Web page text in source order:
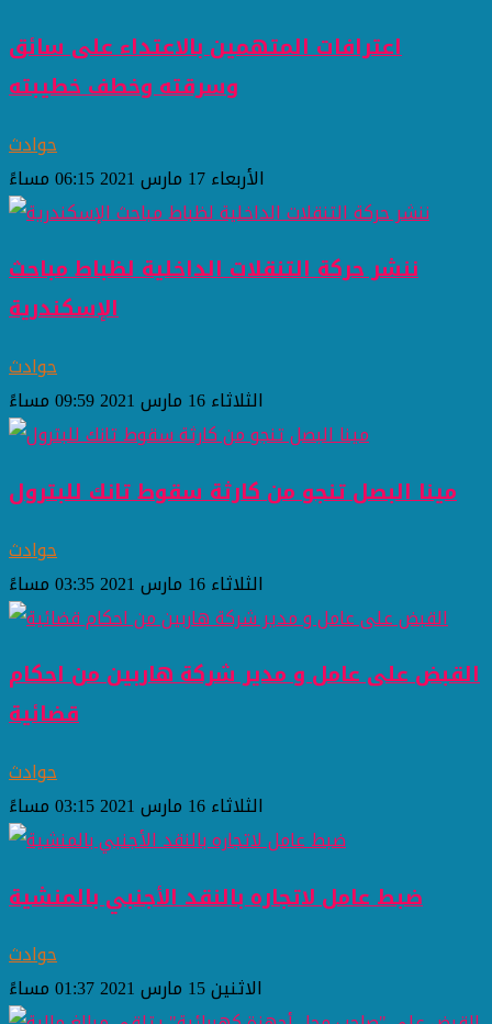
اعترافات المتهمين بالاعتداء على سائق
وسرقته وخطف خطيبته
حوادث
الأربعاء 17 مارس 2021 06:15 مساءً
ننشر حركة التنقلات الداخلية لظباط مباحث
الإسكندرية
حوادث
الثلاثاء 16 مارس 2021 09:59 مساءً
مينا البصل تنجو من كارثة سقوط تانك للبترول
حوادث
الثلاثاء 16 مارس 2021 03:35 مساءً
القبض على عامل و مدير شركة هاربين من احكام
قضائية
حوادث
الثلاثاء 16 مارس 2021 03:15 مساءً
ضبط عامل لاتجاره بالنقد الأجنبي بالمنشية
حوادث
الاثنين 15 مارس 2021 01:37 مساءً